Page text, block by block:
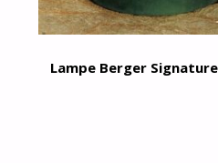
Lampe Berger Signature